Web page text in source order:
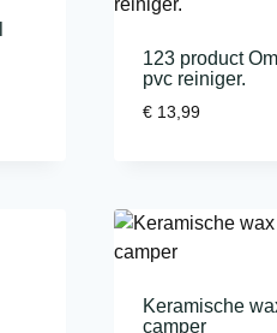
123 product
pvc reiniger.
€13,99
Keramische
camper